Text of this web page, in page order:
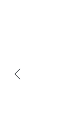
Bildergalerie